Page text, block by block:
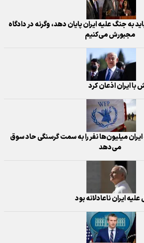
به جنگ علیه ایران پایان دهد، وگرنه در دادگاه
مجبورش می‌کنیم
با ایران اذعان کرد
میلیون‌ها نفر را به سمت گرسنگی حاد سوق
می‌دهد
ایران ناعادلانه بود